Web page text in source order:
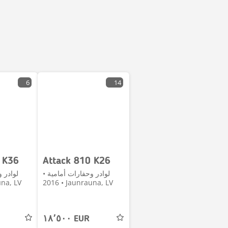
6
LV
14
Attack 810 K26
لوادر وحفارات أمامية •
2016 • Jaunrauna, LV
١٨٬٥٠٠ EUR